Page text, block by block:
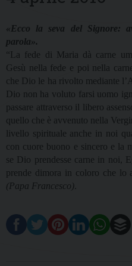
«Ecco la seva del Signore:
parola».
“La fede di Maria dà carne
Gesù nella fede e poi nella
che Dio le ha rivolto mediante
Dio non ha voluto farsi uomo
passare attraverso il libero
quello che è avvenuto nella
livello spirituale anche in noi
con cuore buono e sincero e la
se Dio prendesse carne in noi,
prende dimora in coloro che lo
(Papa Francesco)